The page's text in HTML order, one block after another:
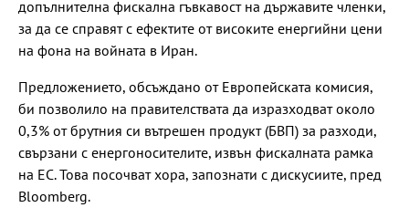
допълнителна фискална гъвкавост на държавите членки,
за да се справят с ефектите от високите енергийни цени
на фона на войната в Иран.
Предложението, обсъждано от Европейската комисия,
би позволило на правителствата да изразходват около
0,3% от брутния си вътрешен продукт (БВП) за разходи,
свързани с енергоносителите, извън фискалната рамка
на ЕС. Това посочват хора, запознати с дискусиите, пред
Bloomberg.